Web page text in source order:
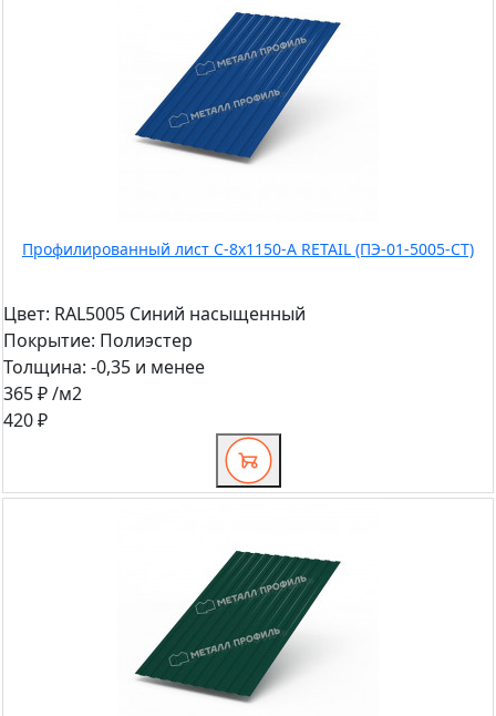
Профилированный лист С-8x1150-A RETAIL (ПЭ-01-5005-СТ)
Цвет: RAL5005 Синий насыщенный
Покрытие: Полиэстер
Толщина: -0,35 и менее
365 ₽/м2
420 ₽